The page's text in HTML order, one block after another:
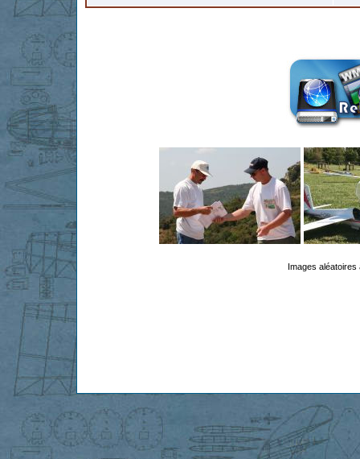
Images aléatoires